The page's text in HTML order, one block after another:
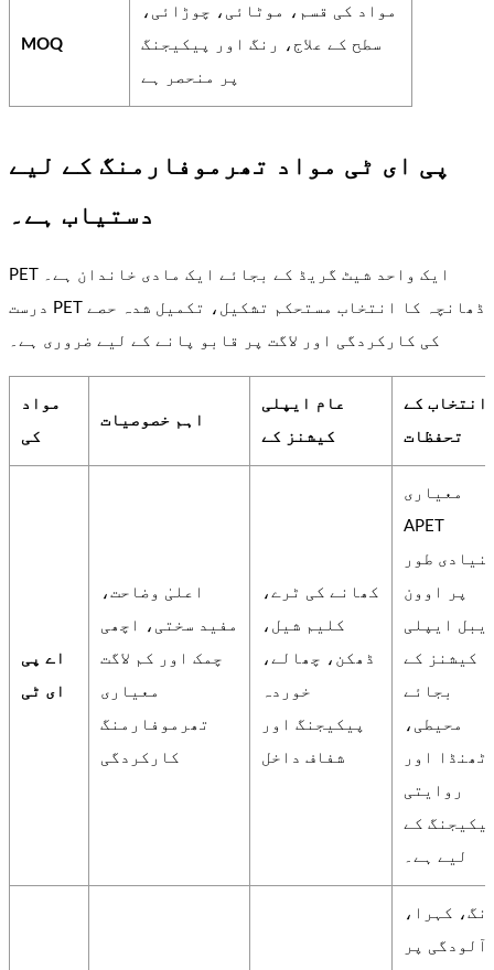
MOQ
مواد کی قسم، موٹائی، چوڑائی،
سطح کے علاج، رنگ اور پیکیجنگ
پر منحصر ہے
پی ای ٹی مواد تھرموفارمنگ کے لیے
دستیاب ہے۔
PET ایک واحد شیٹ گریڈ کے بجائے ایک مادی خاندان ہے۔
درست PET ڈھانچہ کا انتخاب مستحکم تشکیل، تکمیل شدہ حصے
کی کارکردگی اور لاگت پر قابو پانے کے لیے ضروری ہے۔
مواد
کی
اہم خصوصیات
عام ایپلی
کیشنز کے
انتخاب کے
تحفظات
اے پی
ای ٹی
اعلیٰ وضاحت،
مفید سختی، اچھی
چمک اور کم لاگت
معیاری
تھرموفارمنگ
کارکردگی
کھانے کی ٹرے،
کلیم شیل،
ڈھکن، چھالے،
خوردہ
پیکیجنگ اور
شفاف داخل
معیاری
APET
طور
پر اوون
ایپلی
کیشنز کے
بجائے
محیطی،
ٹھنڈا اور
روایتی
کے
لیے ہے۔
کہرا،
آلودگی پر